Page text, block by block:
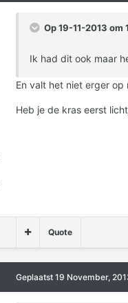
Op 19-11-2013 om
Ik had dit ook maar
En valt het niet erger op
Heb je de kras eerst
Quote
Geplaatst 19 November,